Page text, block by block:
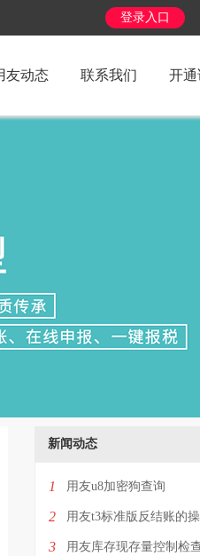
登录入口
友动态 联系我们 开通
新闻动态
1 用友u8加密狗查询
2 用友t3标准版反结账的
3 用友库存现存量控制检